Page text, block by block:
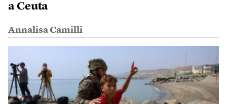
a Ceuta
Annalisa Camilli